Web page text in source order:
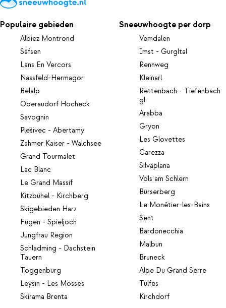
Populaire gebieden
Albiez Montrond
Säfsen
Lans En Vercors
Nassfeld-Hermagor
Belalp
Oberaudorf Hocheck
Savognin
Plešivec - Abertamy
Zahmer Kaiser - Walchsee
Grand Tourmalet
Lac Blanc
Le Grand Massif
Kitzbühel - Kirchberg
Skigebieden Harz
Fügen - Spieljoch
Jungfrau Region
Schladming - Dachstein
Tauern
Toggenburg
Leysin - Les Mosses
Skirama Brenta
Sneeuwhoogte per dorp
Vemdalen
Imst - Gurgltal
Rennweg
Kleinarl
Rettenbach - Tiefenbach
gl.
Arabba
Gryon
Les Glovettes
Carezza
Silvaplana
Völs am Schlern
Bürserberg
Le Monêtier-les-Bains
Sent
Bardonecchia
Malbun
Bruneck
Alpe Du Grand Serre
Tulfes
Kirchdorf